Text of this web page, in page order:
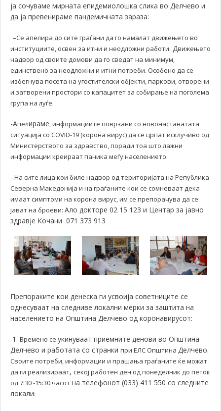
ја сочуваме мирната епидемиолошка слика во Делчево и
да ја превенираме пандемичната зараза:
–Се апелира до сите граѓани да го намалат движењето во
институциите, освен за итни и неодложни работи. Движењето
надвор од своите домови да го сведат на минимум,
единствено за неодложни и итни потреби. Особено да се
избегнува посета на угостителски објекти, паркови, отворени
и затворени простори со капацитет за собирање на поголема
група на луѓе.
-Апелираме, информациите поврзани со новонастанатата
ситуација со COVID-19 (корона вирус) да се црпат исклучиво од
Министерството за здравство, поради тоа што лажни
информации креираат паника меѓу населението.
–На сите лица кои биле надвор од територијата на Република
Северна Македонија и на граѓаните кои се сомневаат дека
имаат симптоми на корона вирус, им се препорачува да се
јават на броеви: Ало докторе 02 15 123 и Центар за јавно
здравје Кочани 071 373 913
Препораките кои денеска ги усвоија советниците се
однесуваат на следниве локални мерки за заштита на
населението на Општина Делчево од коронавирусот:
1. Времено се укинуваат приемните денови во Општина
Делчево и работата со странки при ЕЛС Општина Делчево.
Своите потреби, информации и прашања граѓаните ќе можат
да ги реализираат, секој работен ден од понеделник до петок
од 7:30 -15:30 часот на телефонот (033) 411 550 со следните
локали: